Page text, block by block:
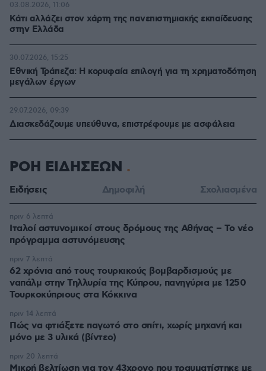
Κάτι αλλάζει στον χάρτη της πανεπιστημιακής εκπαίδευσης
στην Ελλάδα
03.08.2026, 11:06
Εθνική Τράπεζα: Η κορυφαία επιλογή για τη χρηματοδότηση
μεγάλων έργων
30.07.2026, 15:25
Διασκεδάζουμε υπεύθυνα, επιστρέφουμε με ασφάλεια
29.07.2026, 09:39
ΡΟΗ ΕΙΔΗΣΕΩΝ
Ειδήσεις Δημοφιλή Σχολιασμένα
Ιταλοί αστυνομικοί στους δρόμους της Αθήνας – Το νέο
πρόγραμμα αστυνόμευσης
πριν 6 λεπτά
62 χρόνια από τους τουρκικούς βομβαρδισμούς με
ναπάλμ στην Τηλλυρία της Κύπρου, πανηγύρια με 1250
Τουρκοκύπριους στα Κόκκινα
πριν 7 λεπτά
Πώς να φτιάξετε παγωτό στο σπίτι, χωρίς μηχανή και
μόνο με 3 υλικά (βίντεο)
πριν 14 λεπτά
Μικρή βελτίωση για τον 43χρονο που τραυματίστηκε με
πριν 20 λεπτά